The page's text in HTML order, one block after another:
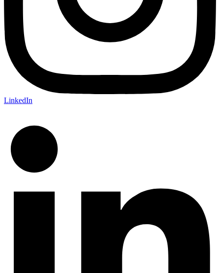
LinkedIn